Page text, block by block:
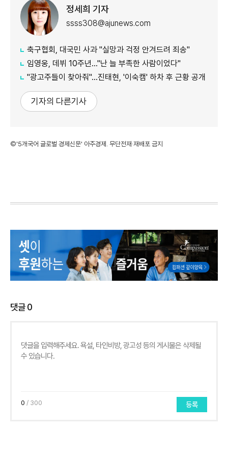
정세희 기자
ssss308@ajunews.com
축구협회, 대국민 사과 "실망과 걱정 안겨드려 죄송"
임영웅, 데뷔 10주년…"난 늘 부족한 사람이었다"
"광고주들이 찾아줘"…진태현, '이숙캠' 하차 후 근황 공개
기자의 다른기사
©'5개국어 글로벌 경제신문' 아주경제. 무단전재·재배포 금지
댓글0
0 / 300 등록